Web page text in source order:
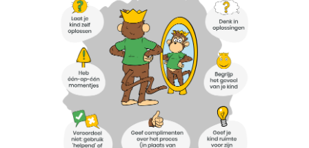
-- Training emoties kind
-- Sova-training kind
Artikelen
Over